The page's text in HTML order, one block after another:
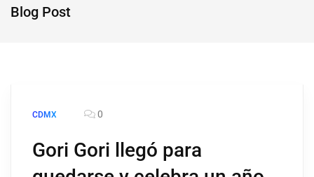
Blog Post
CDMX 0
Gori Gori llegó para